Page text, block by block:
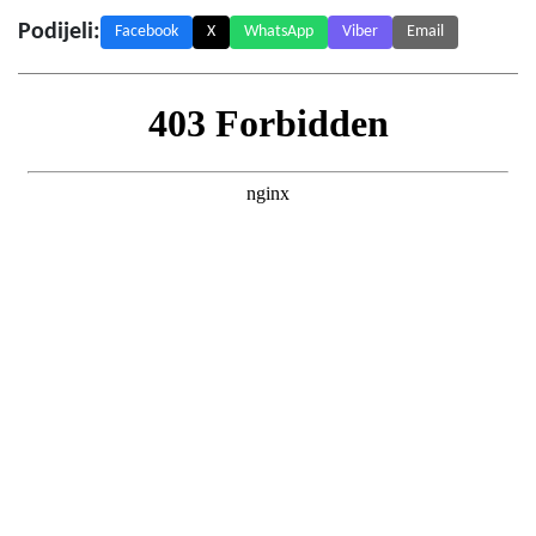
Podijeli: Facebook X WhatsApp Viber Email